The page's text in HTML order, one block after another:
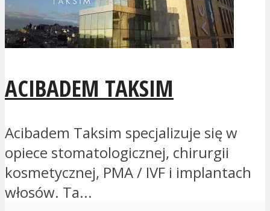
ACIBADEM TAKSIM
Acibadem Taksim specjalizuje się w
opiece stomatologicznej, chirurgii
kosmetycznej, PMA / IVF i implantach
włosów. Ta...